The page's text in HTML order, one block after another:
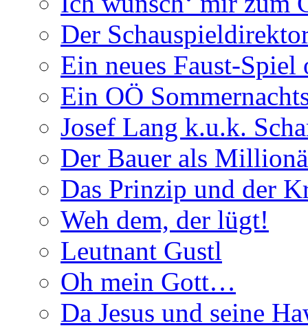
Der
Ein neues Faust-Spiel
Ein OÖ
Josef Lang k.u.k.
Der Bauer als
Das Prinzip und der
Weh dem, der lügt!
Leutnant Gustl
Oh mein Gott…
Da Jesus und seine